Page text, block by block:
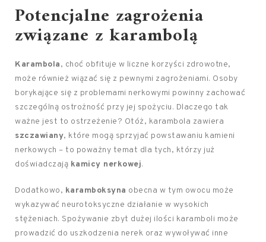
Potencjalne zagrożenia
związane z karambolą
Karambola, choć obfituje w liczne korzyści zdrowotne,
może również wiązać się z pewnymi zagrożeniami. Osoby
borykające się z problemami nerkowymi powinny zachować
szczególną ostrożność przy jej spożyciu. Dlaczego tak
ważne jest to ostrzeżenie? Otóż, karambola zawiera
szczawiany, które mogą sprzyjać powstawaniu kamieni
nerkowych – to poważny temat dla tych, którzy już
doświadczają kamicy nerkowej.
Dodatkowo, karamboksyna obecna w tym owocu może
wykazywać neurotoksyczne działanie w wysokich
stężeniach. Spożywanie zbyt dużej ilości karamboli może
prowadzić do uszkodzenia nerek oraz wywoływać inne